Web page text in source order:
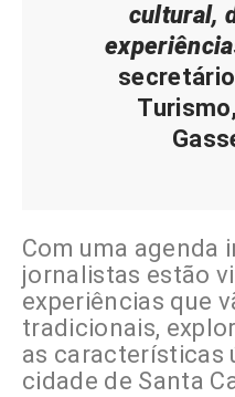
cultural,
Com uma agenda
jornalistas estão
experiências que
tradicionais,
as características
cidade de Santa